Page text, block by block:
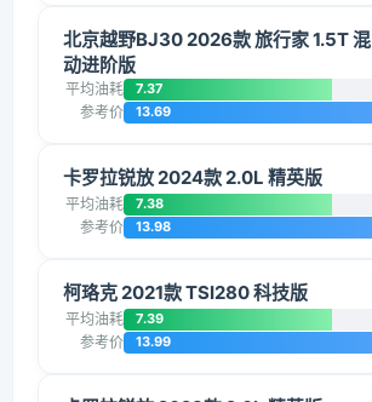
北京越野BJ30 2026款 旅行家 1.5T 混
动进阶版
平均油耗 7.37
参考价 13.69
卡罗拉锐放 2024款 2.0L 精英版
平均油耗 7.38
参考价 13.98
柯珞克 2021款 TSI280 科技版
平均油耗 7.39
参考价 13.99